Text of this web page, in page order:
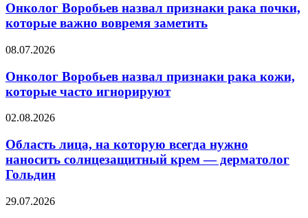
назвал
рака
которые
вовремя
заметить
Онколог Воробьев назвал признаки рака почки,
которые важно вовремя заметить
Онколог
назвал
признаки
рака
которые
игнорируют
08.07.2026
Онколог Воробьев назвал признаки рака кожи,
которые часто игнорируют
Область
на
которую
всегда
нужно
солнцезащитный
02.08.2026
Область лица, на которую всегда нужно
наносить солнцезащитный крем — дерматолог
Гольдин
Врач
29.07.2026